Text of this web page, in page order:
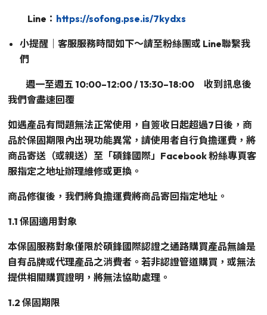
Line： https://sofong.pse.is/7kydxs
小提醒｜客服服務時間如下～請至粉絲團或 Line聯繫我
們
週一至週五 10:00–12:00 / 13:30–18:00 收到訊息後
我們會盡速回覆
如遇產品有問題無法正常使用，自簽收日起超過7日後，商
品於保固期限內出現功能異常，請使用者自行負擔運費，將
商品寄送（或親送）至「碩鋒國際」Facebook 粉絲專頁客
服指定之地址辦理維修或更換。
商品修復後，我們將負擔運費將商品寄回指定地址。
1.1 保固適用對象
本保固服務對象僅限於碩鋒國際認證之通路購買產品無論是
自有品牌或代理產品之消費者。若非認證管道購買，或無法
提供相關購買證明，將無法協助處理。
1.2 保固期限